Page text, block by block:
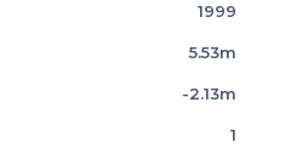
1999
5.53m
-2.13m
1